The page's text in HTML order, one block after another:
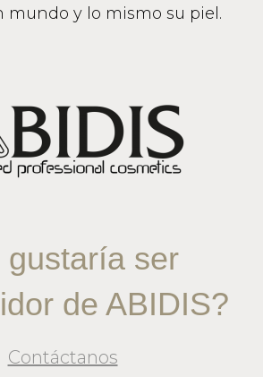
mundo y lo mismo su piel.
gustaría ser
de ABIDIS?
Contáctanos